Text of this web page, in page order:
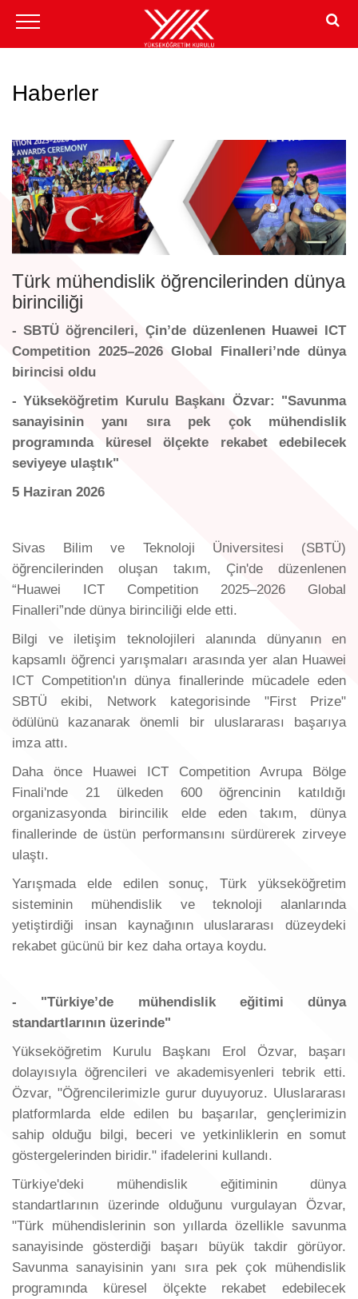
Haberler
Türk mühendislik öğrencilerinden dünya
birinciliği
- SBTÜ öğrencileri, Çin’de düzenlenen Huawei ICT
Competition 2025–2026 Global Finalleri’nde dünya
birincisi oldu
- Yükseköğretim Kurulu Başkanı Özvar: "Savunma
sanayisinin yanı sıra pek çok mühendislik
programında küresel ölçekte rekabet edebilecek
seviyeye ulaştık"
5 Haziran 2026
Sivas Bilim ve Teknoloji Üniversitesi (SBTÜ)
öğrencilerinden oluşan takım, Çin'de düzenlenen
“Huawei ICT Competition 2025–2026 Global
Finalleri”nde dünya birinciliği elde etti.
Bilgi ve iletişim teknolojileri alanında dünyanın en
kapsamlı öğrenci yarışmaları arasında yer alan Huawei
ICT Competition'ın dünya finallerinde mücadele eden
SBTÜ ekibi, Network kategorisinde "First Prize"
ödülünü kazanarak önemli bir uluslararası başarıya
imza attı.
Daha önce Huawei ICT Competition Avrupa Bölge
Finali'nde 21 ülkeden 600 öğrencinin katıldığı
organizasyonda birincilik elde eden takım, dünya
finallerinde de üstün performansını sürdürerek zirveye
ulaştı.
Yarışmada elde edilen sonuç, Türk yükseköğretim
sisteminin mühendislik ve teknoloji alanlarında
yetiştirdiği insan kaynağının uluslararası düzeydeki
rekabet gücünü bir kez daha ortaya koydu.
- "Türkiye’de mühendislik eğitimi dünya
standartlarının üzerinde"
Yükseköğretim Kurulu Başkanı Erol Özvar, başarı
dolayısıyla öğrencileri ve akademisyenleri tebrik etti.
Özvar, "Öğrencilerimizle gurur duyuyoruz. Uluslararası
platformlarda elde edilen bu başarılar, gençlerimizin
sahip olduğu bilgi, beceri ve yetkinliklerin en somut
göstergelerinden biridir." ifadelerini kullandı.
Türkiye'deki mühendislik eğitiminin dünya
standartlarının üzerinde olduğunu vurgulayan Özvar,
"Türk mühendislerinin son yıllarda özellikle savunma
sanayisinde gösterdiği başarı büyük takdir görüyor.
Savunma sanayisinin yanı sıra pek çok mühendislik
programında küresel ölçekte rekabet edebilecek